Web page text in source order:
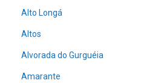
Alto Longá
Altos
Alvorada do Gurguéia
Amarante